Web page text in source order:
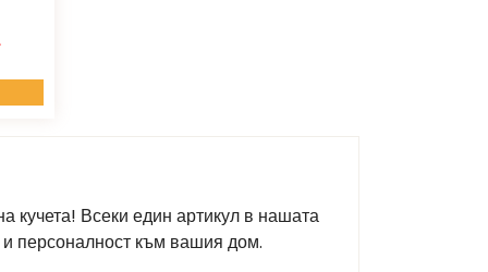
кучета! Всеки един артикул в нашата
и персоналност към вашия дом.